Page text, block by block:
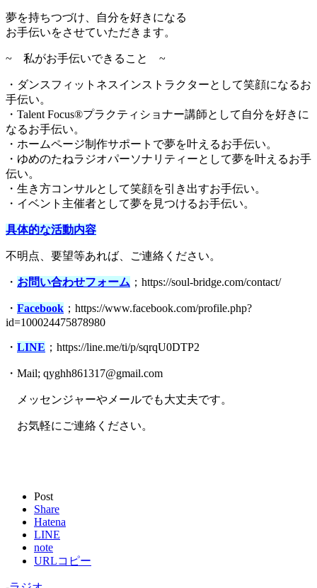
夢を持ちつづけ、自分を好きになる
お手伝いをさせていただきます。
~ 私がお手伝いできること ~
・ダンスフィットネスインストラクターとして笑顔になるお
手伝い。
・Talent Focus®︎プラクティショナー講師として自分を好きに
なるお手伝い。
・ホームページ制作サポートで夢を叶えるお手伝い。
・ゆめのたねラジオパーソナリティーとして夢を叶えるお手
伝い。
・生き方コンサルとして笑顔を引き出すお手伝い。
・イベント主催者として夢を見つけるお手伝い。
具体的な活動内容
不明点、要望等あれば、ご連絡ください。
・ お問い合わせフォーム ；https://soul-bridge.com/contact/
・ Facebook ；https://www.facebook.com/profile.php?
id=100024475878980
・ LINE ；https://line.me/ti/p/sqrqU0DTP2
・Mail; qyghh861317@gmail.com
メッセンジャーやメールでも大丈夫です。
お気軽にご連絡ください。
Post
Share
Hatena
LINE
note
URLコピー